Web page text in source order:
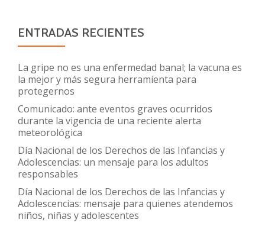
ENTRADAS RECIENTES
La gripe no es una enfermedad banal; la vacuna es
la mejor y más segura herramienta para
protegernos
Comunicado: ante eventos graves ocurridos
durante la vigencia de una reciente alerta
meteorológica
Día Nacional de los Derechos de las Infancias y
Adolescencias: un mensaje para los adultos
responsables
Día Nacional de los Derechos de las Infancias y
Adolescencias: mensaje para quienes atendemos
niños, niñas y adolescentes